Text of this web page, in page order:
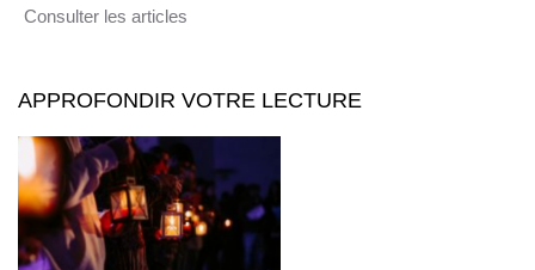
Consulter les articles
APPROFONDIR VOTRE LECTURE